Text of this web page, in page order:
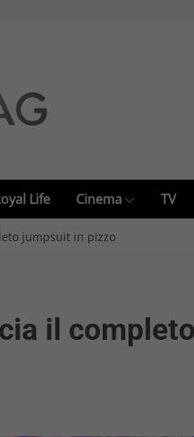
Life Cinema TV
jumpsuit in pizzo
il